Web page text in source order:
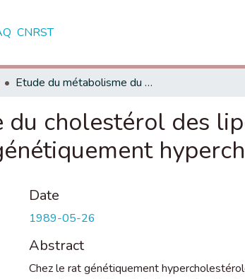
CNRST
Etude du métabolisme du cholestérol des lipoprotéines plasmatiques chez le rat normal et génétiquement hypercholestérolémique (Rico)
du cholestérol des
Date
1989-05-26
Abstract
Chez le rat génétiquement